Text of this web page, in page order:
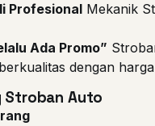
Profesional Mekanik
Ada Promo”
dengan
Stroban Auto